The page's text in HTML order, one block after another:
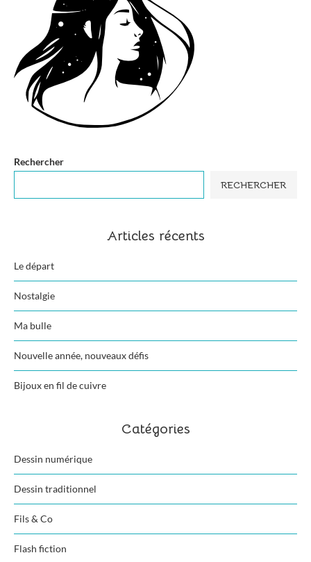
Rechercher
RECHERCHER
Articles récents
Le départ
Nostalgie
Ma bulle
Nouvelle année, nouveaux défis
Bijoux en fil de cuivre
Catégories
Dessin numérique
Dessin traditionnel
Fils & Co
Flash fiction